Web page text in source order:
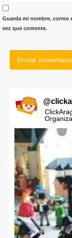
Guarda mi nombre, correo
vez que comente.
@